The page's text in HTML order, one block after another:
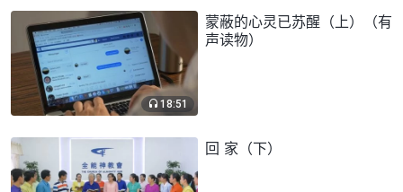
18:51
蒙蔽的心灵已苏醒（上）（有
声读物）
回 家（下）